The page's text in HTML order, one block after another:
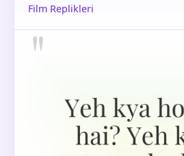
Film Replikleri